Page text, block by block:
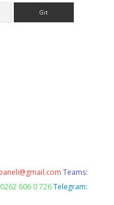
Teams:
606 0 726 Telegram: